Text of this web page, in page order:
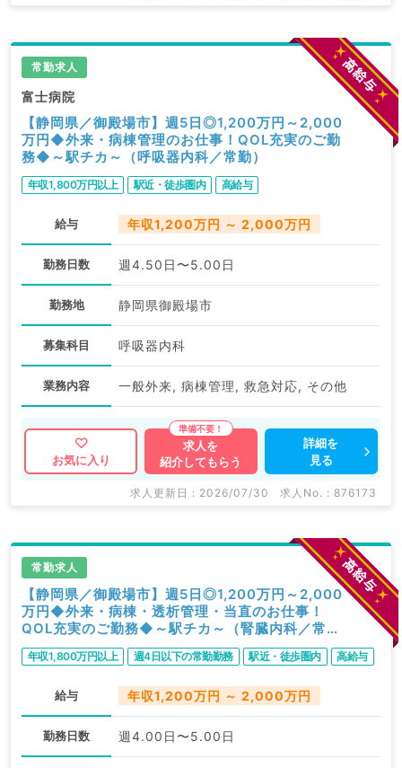
常勤求人
富士病院
【静岡県／御殿場市】週5日◎1,200万円～2,000
万円◆外来・病棟管理のお仕事！QOL充実のご勤
務◆～駅チカ～（呼吸器内科／常勤）
年収1,800万円以上 駅近・徒歩圏内 高給与
給与 年収1,200万円 ～ 2,000万円
勤務日数 週4.50日〜5.00日
勤務地 静岡県御殿場市
募集科目 呼吸器内科
業務内容 一般外来, 病棟管理, 救急対応, その他
お気に入り
求人を
紹介してもらう
詳細を
見る
求人更新日 : 2026/07/30 求人No. : 876173
常勤求人
【静岡県／御殿場市】週5日◎1,200万円～2,000
万円◆外来・病棟・透析管理・当直のお仕事！
QOL充実のご勤務◆～駅チカ～（腎臓内科／常
勤）
年収1,800万円以上 週4日以下の常勤勤務 駅近・徒歩圏内 高給与
給与 年収1,200万円 ～ 2,000万円
勤務日数 週4.00日〜5.00日